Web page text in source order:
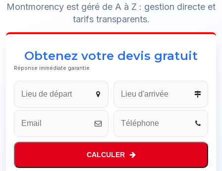
Montmorency est géré de A à Z : gestion directe et
tarifs transparents.
Obtenez votre devis gratuit
Réponse immédiate garantie
CALCULER